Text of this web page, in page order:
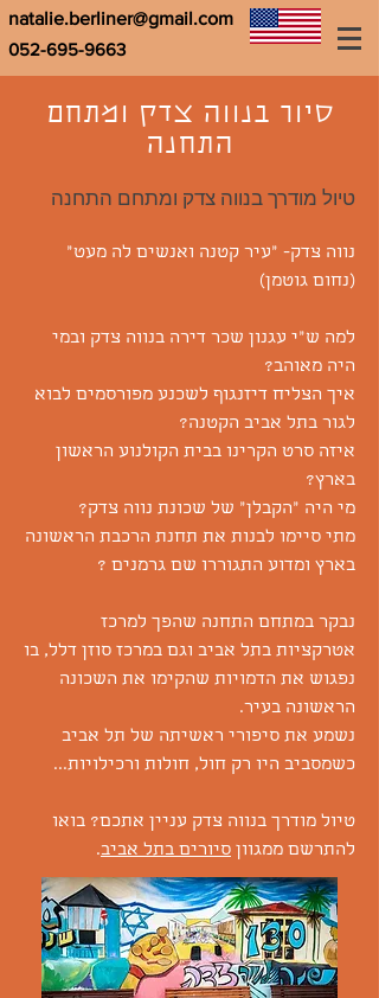
052-695-9663
natalie.berliner@gmail.com
סיור בנווה צדק ומתחם
התחנה
טיול מודרך בנווה צדק ומתחם התחנה
נווה צדק- "עיר קטנה ואנשים לה מעט"
(נחום גוטמן)
למה ש"י עגנון שכר דירה בנווה צדק ובמי
היה מאוהב?
איך הצליח דיזנגוף לשכנע מפורסמים לבוא
לגור בתל אביב הקטנה?
איזה סרט הקרינו בבית הקולנוע הראשון
בארץ?
מי היה "הקבלן" של שכונת נווה צדק?
מתי סיימו לבנות את תחנת הרכבת הראשונה
בארץ ומדוע התגוררו שם גרמנים ?
נבקר במתחם התחנה שהפך למרכז
אטרקציות בתל אביב וגם במרכז סוזן דלל, בו
נפגוש את הדמויות שהקימו את השכונה
הראשונה בעיר.
נשמע את סיפורי ראשיתה של תל אביב
כשמסביב היו רק חול, חולות ורכילויות...
טיול מודרך בנווה צדק עניין אתכם? בואו
להתרשם ממגוון סיורים בתל אביב.